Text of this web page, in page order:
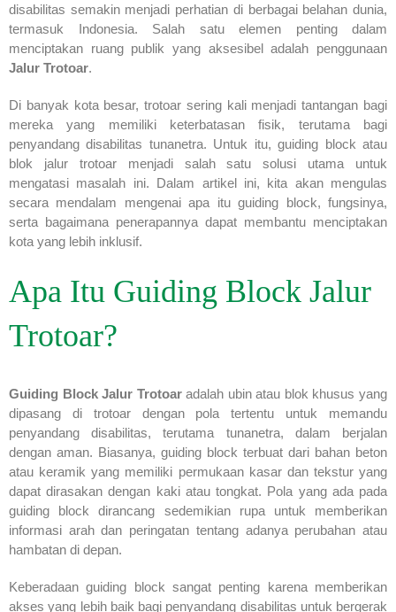
disabilitas semakin menjadi perhatian di berbagai belahan dunia,
termasuk Indonesia. Salah satu elemen penting dalam
menciptakan ruang publik yang aksesibel adalah penggunaan
Jalur Trotoar.
Di banyak kota besar, trotoar sering kali menjadi tantangan bagi
mereka yang memiliki keterbatasan fisik, terutama bagi
penyandang disabilitas tunanetra. Untuk itu, guiding block atau
blok jalur trotoar menjadi salah satu solusi utama untuk
mengatasi masalah ini. Dalam artikel ini, kita akan mengulas
secara mendalam mengenai apa itu guiding block, fungsinya,
serta bagaimana penerapannya dapat membantu menciptakan
kota yang lebih inklusif.
Apa Itu Guiding Block Jalur
Trotoar?
Guiding Block Jalur Trotoaradalah ubin atau blok khusus yang
dipasang di trotoar dengan pola tertentu untuk memandu
penyandang disabilitas, terutama tunanetra, dalam berjalan
dengan aman. Biasanya, guiding block terbuat dari bahan beton
atau keramik yang memiliki permukaan kasar dan tekstur yang
dapat dirasakan dengan kaki atau tongkat. Pola yang ada pada
guiding block dirancang sedemikian rupa untuk memberikan
informasi arah dan peringatan tentang adanya perubahan atau
hambatan di depan.
Keberadaan guiding block sangat penting karena memberikan
akses yang lebih baik bagi penyandang disabilitas untuk bergerak